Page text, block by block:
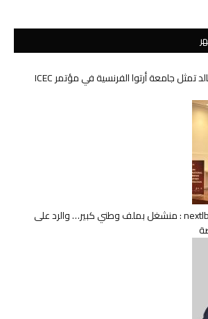
إبنة الفيحاء سنا حسن خالد تمثل جامعة أرتوا الفرنسية في مؤتمر ICEC
القاضي محمد صعب لـnextlb : منشغل بملف وطني كبير… والرد على